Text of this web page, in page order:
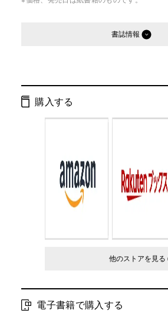
書誌情報
ページ数：
判型： 文庫
購入する
他のストア
電子書籍で購入する